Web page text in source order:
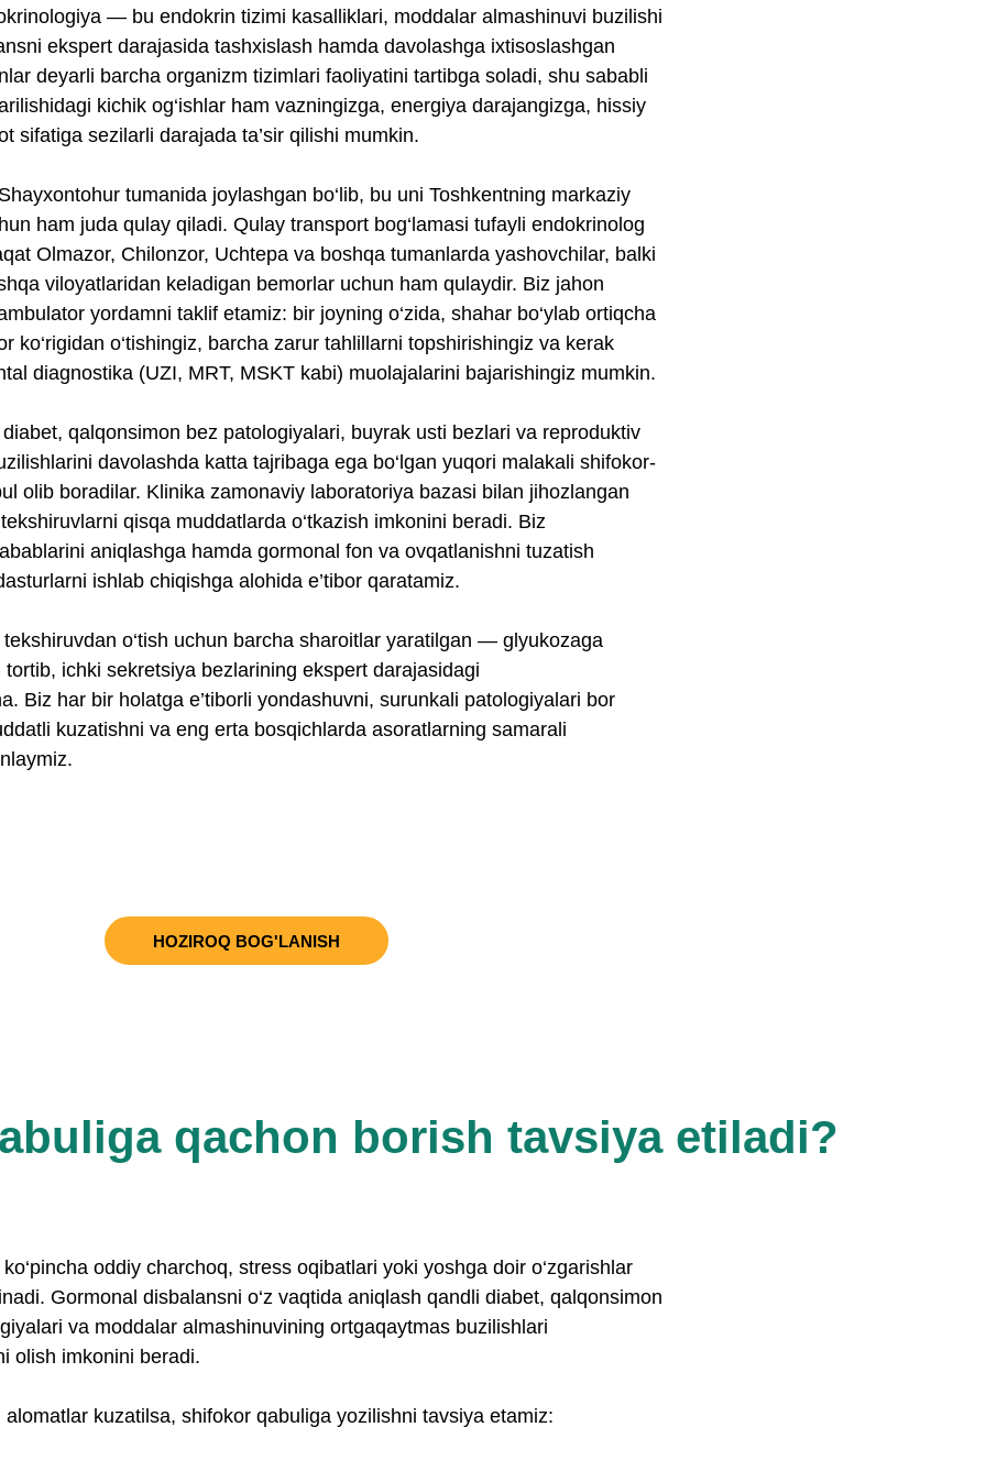
— bu endokrin tizimi kasalliklari, moddalar almashinuvi buzilishi
ekspert darajasida tashxislash hamda davolashga ixtisoslashgan
deyarli barcha organizm tizimlari faoliyatini tartibga soladi, shu sababli
kichik og‘ishlar ham vazningizga, energiya darajangizga, hissiy
sifatiga sezilarli darajada ta’sir qilishi mumkin.
tumanida joylashgan bo‘lib, bu uni Toshkentning markaziy
ham juda qulay qiladi. Qulay transport bog‘lamasi tufayli endokrinolog
Olmazor, Chilonzor, Uchtepa va boshqa tumanlarda yashovchilar, balki
viloyatlaridan keladigan bemorlar uchun ham qulaydir. Biz jahon
yordamni taklif etamiz: bir joyning o‘zida, shahar bo‘ylab ortiqcha
ko‘rigidan o‘tishingiz, barcha zarur tahlillarni topshirishingiz va kerak
diagnostika (UZI, MRT, MSKT kabi) muolajalarini bajarishingiz mumkin.
qalqonsimon bez patologiyalari, buyrak usti bezlari va reproduktiv
davolashda katta tajribaga ega bo‘lgan yuqori malakali shifokor-
olib boradilar. Klinika zamonaviy laboratoriya bazasi bilan jihozlangan
qisqa muddatlarda o‘tkazish imkonini beradi. Biz
aniqlashga hamda gormonal fon va ovqatlanishni tuzatish
ishlab chiqishga alohida e’tibor qaratamiz.
o‘tish uchun barcha sharoitlar yaratilgan — glyukozaga
ichki sekretsiya bezlarining ekspert darajasidagi
Biz har bir holatga e’tiborli yondashuvni, surunkali patologiyalari bor
kuzatishni va eng erta bosqichlarda asoratlarning samarali
HOZIROQ BOG'LANISH
qachon borish tavsiya etiladi?
oddiy charchoq, stress oqibatlari yoki yoshga doir o‘zgarishlar
Gormonal disbalansni o‘z vaqtida aniqlash qandli diabet, qalqonsimon
va moddalar almashinuvining ortgaqaytmas buzilishlari
olish imkonini beradi.
kuzatilsa, shifokor qabuliga yozilishni tavsiya etamiz: